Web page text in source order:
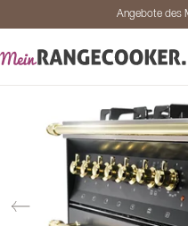
Angebote des
Angebote des